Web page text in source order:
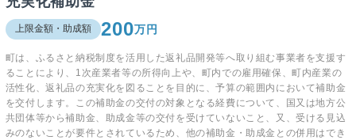
上限金額・助成額 200万円
町は、ふるさと納税制度を活用した返礼品開発等へ取り組む事業者を支援す
ることにより、1次産業者等の所得向上や、町内での雇用確保、町内産業の
活性化、返礼品の充実化を図ることを目的に、予算の範囲内において補助金
を交付します。この補助金の交付の対象となる経費について、国又は地方公
共団体等から補助金、助成金等の交付を受けていないこと、又、受ける見込
みのないことが要件とされているため、他の補助金・助成金との併用はでき